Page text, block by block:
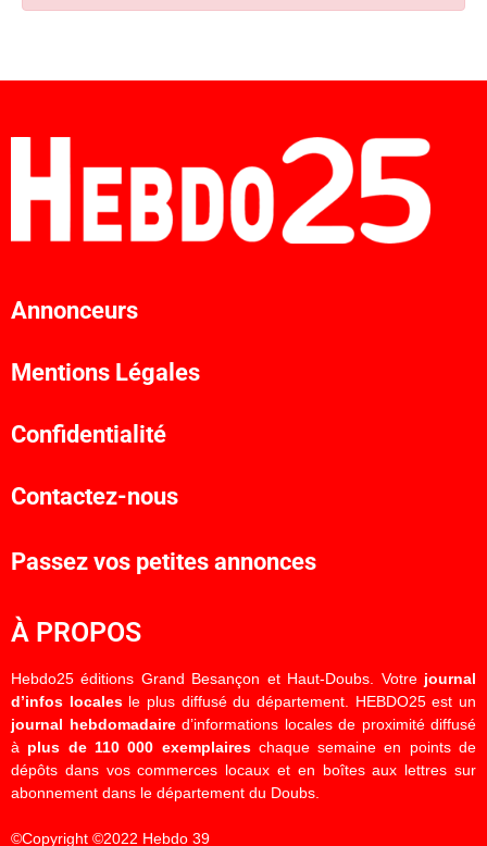
Annonceurs
Mentions Légales
Confidentialité
Contactez-nous
Passez vos petites annonces
À PROPOS
Hebdo25 éditions Grand Besançon et Haut-Doubs. Votre journal
d’infos localesle plus diffusé du département. HEBDO25 est un
journal hebdomadaired’informations locales de proximité diffusé
à plus de 110 000 exemplaireschaque semaine en points de
dépôts dans vos commerces locaux et en boîtes aux lettres sur
abonnement dans le département du Doubs.
©Copyright ©2022 Hebdo 39